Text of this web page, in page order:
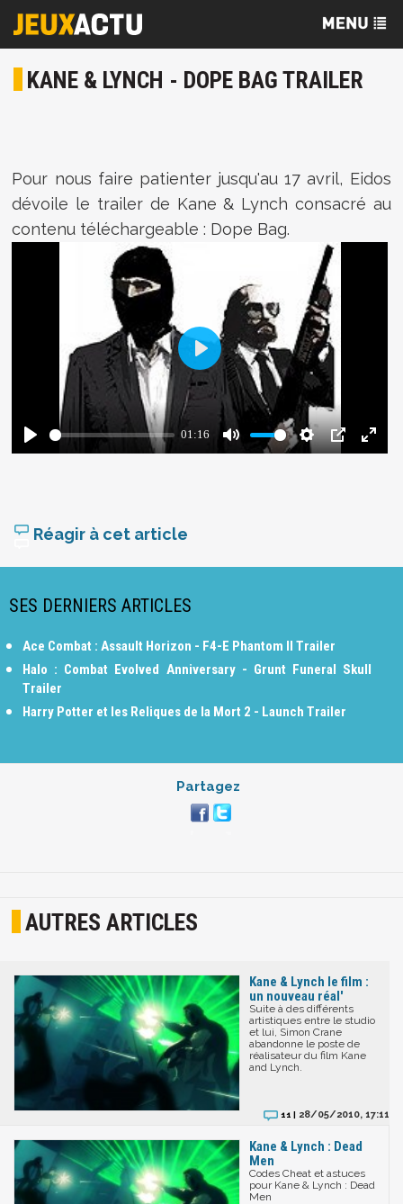
KANE & LYNCH - DOPE BAG TRAILER
Pour nous faire patienter jusqu'au 17 avril, Eidos
dévoile le trailer de Kane & Lynch consacré au
contenu téléchargeable : Dope Bag.
Réagir à cet article
SES DERNIERS ARTICLES
Ace Combat : Assault Horizon - F4-E Phantom II Trailer
Halo : Combat Evolved Anniversary - Grunt Funeral Skull
Trailer
Harry Potter et les Reliques de la Mort 2 - Launch Trailer
Partagez
AUTRES ARTICLES
Kane & Lynch le film :
un nouveau réal'
Suite à des différents
artistiques entre le studio
et lui, Simon Crane
abandonne le poste de
réalisateur du film Kane
and Lynch.
11 | 28/05/2010, 17:11
Kane & Lynch : Dead
Men
Codes Cheat et astuces
pour Kane & Lynch : Dead
Men